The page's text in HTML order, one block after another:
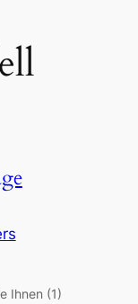
Ihnen (1)